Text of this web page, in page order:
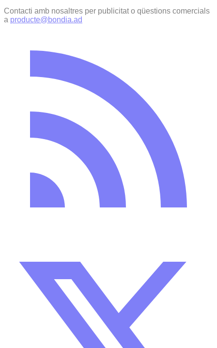
Contacti amb nosaltres per publicitat o qüestions comercials
a producte@bondia.ad